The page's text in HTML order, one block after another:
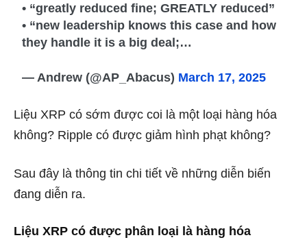
• “greatly reduced fine; GREATLY reduced”
• “new leadership knows this case and how
they handle it is a big deal;…
— Andrew (@AP_Abacus) March 17, 2025
Liệu XRP có sớm được coi là một loại hàng hóa
không? Ripple có được giảm hình phạt không?
Sau đây là thông tin chi tiết về những diễn biến
đang diễn ra.
Liệu XRP có được phân loại là hàng hóa